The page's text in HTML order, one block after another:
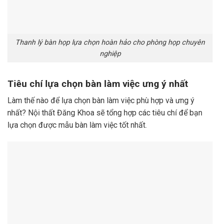
Thanh lý bàn họp lựa chọn hoàn hảo cho phòng họp chuyên
nghiệp
Tiêu chí lựa chọn bàn làm việc ưng ý nhất
Làm thế nào để lựa chọn bàn làm việc phù hợp và ưng ý
nhất? Nội thất Đăng Khoa sẽ tổng hợp các tiêu chí để bạn
lựa chọn được mẫu bàn làm việc tốt nhất.